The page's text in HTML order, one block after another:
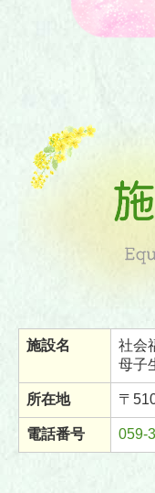
施設名
社会
母子
所在地 〒
電話番号 059-